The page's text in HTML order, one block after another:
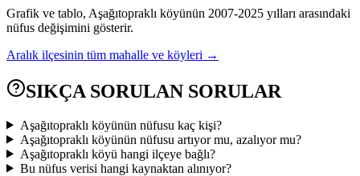
Grafik ve tablo, Aşağıtopraklı köyünün 2007-2025 yılları arasındaki
nüfus değişimini gösterir.
Aralık ilçesinin tüm mahalle ve köyleri →
SIKÇA SORULAN SORULAR
Aşağıtopraklı köyünün nüfusu kaç kişi?
Aşağıtopraklı köyünün nüfusu artıyor mu, azalıyor mu?
Aşağıtopraklı köyü hangi ilçeye bağlı?
Bu nüfus verisi hangi kaynaktan alınıyor?